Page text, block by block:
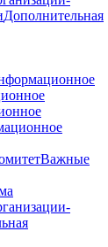
Дополнительная
Важные